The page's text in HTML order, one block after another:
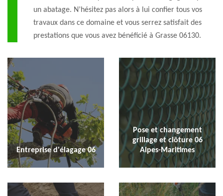
un abatage. N’hésitez pas alors à lui confier tous vos
travaux dans ce domaine et vous serrez satisfait des
prestations que vous avez bénéficié à Grasse 06130.
Entreprise d'élagage 06
Pose et changement
grillage et clôture 06
Alpes-Maritimes